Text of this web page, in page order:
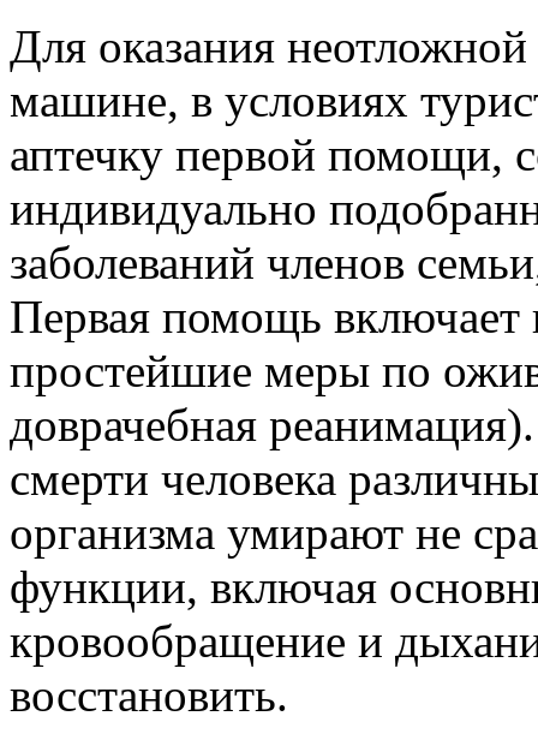
Для оказания
машине, в условиях
аптечку первой помощи,
индивидуально
заболеваний членов
Первая помощь включает
простейшие меры по
доврачебная
смерти человека
организма умирают не
функции, включая
кровообращение и
восстановить.